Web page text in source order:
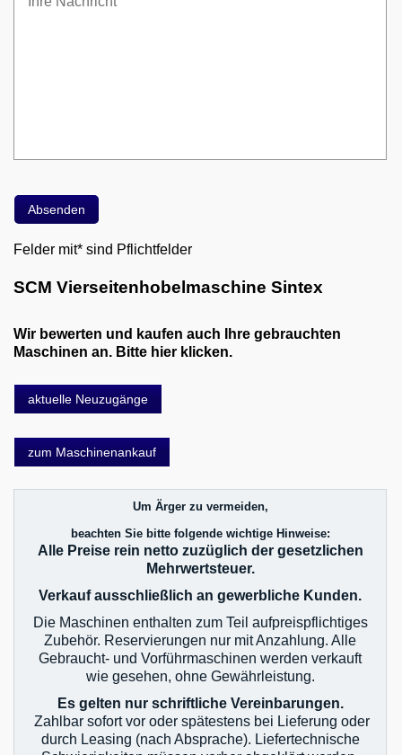
Felder mit* sind Pflichtfelder
SCM Vierseitenhobelmaschine Sintex
Wir bewerten und kaufen auch Ihre gebrauchten
Maschinen an. Bitte hier klicken.
aktuelle Neuzugänge
zum Maschinenankauf
Um Ärger zu vermeiden,
beachten Sie bitte folgende wichtige Hinweise:
Alle Preise rein netto zuzüglich der gesetzlichen
Mehrwertsteuer.
Verkauf ausschließlich an gewerbliche Kunden.
Die Maschinen enthalten zum Teil aufpreispflichtiges
Zubehör. Reservierungen nur mit Anzahlung. Alle
Gebraucht- und Vorführmaschinen werden verkauft
wie gesehen, ohne Gewährleistung.
Es gelten nur schriftliche Vereinbarungen.
Zahlbar sofort vor oder spätestens bei Lieferung oder
durch Leasing (nach Absprache). Liefertechnische